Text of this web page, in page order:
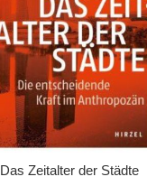
Das Zeitalter der Städte